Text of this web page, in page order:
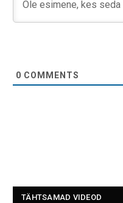
0 COMMENTS
TÄHTSAMAD VIDEOD